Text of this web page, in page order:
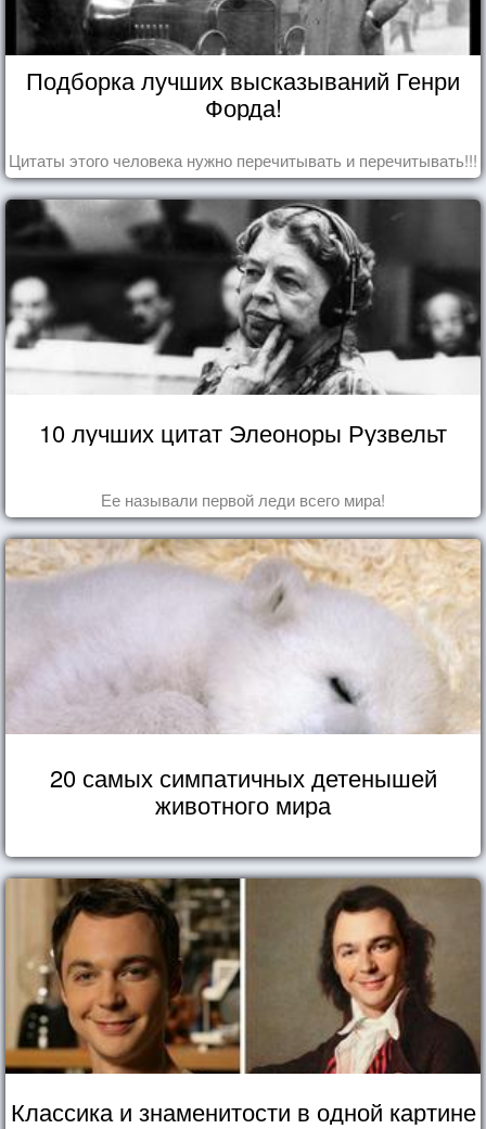
Подборка лучших высказываний Генри
Форда!
Цитаты этого человека нужно перечитывать и перечитывать!!!
10 лучших цитат Элеоноры Рузвельт
Ее называли первой леди всего мира!
20 самых симпатичных детенышей
животного мира
Классика и знаменитости в одной картине